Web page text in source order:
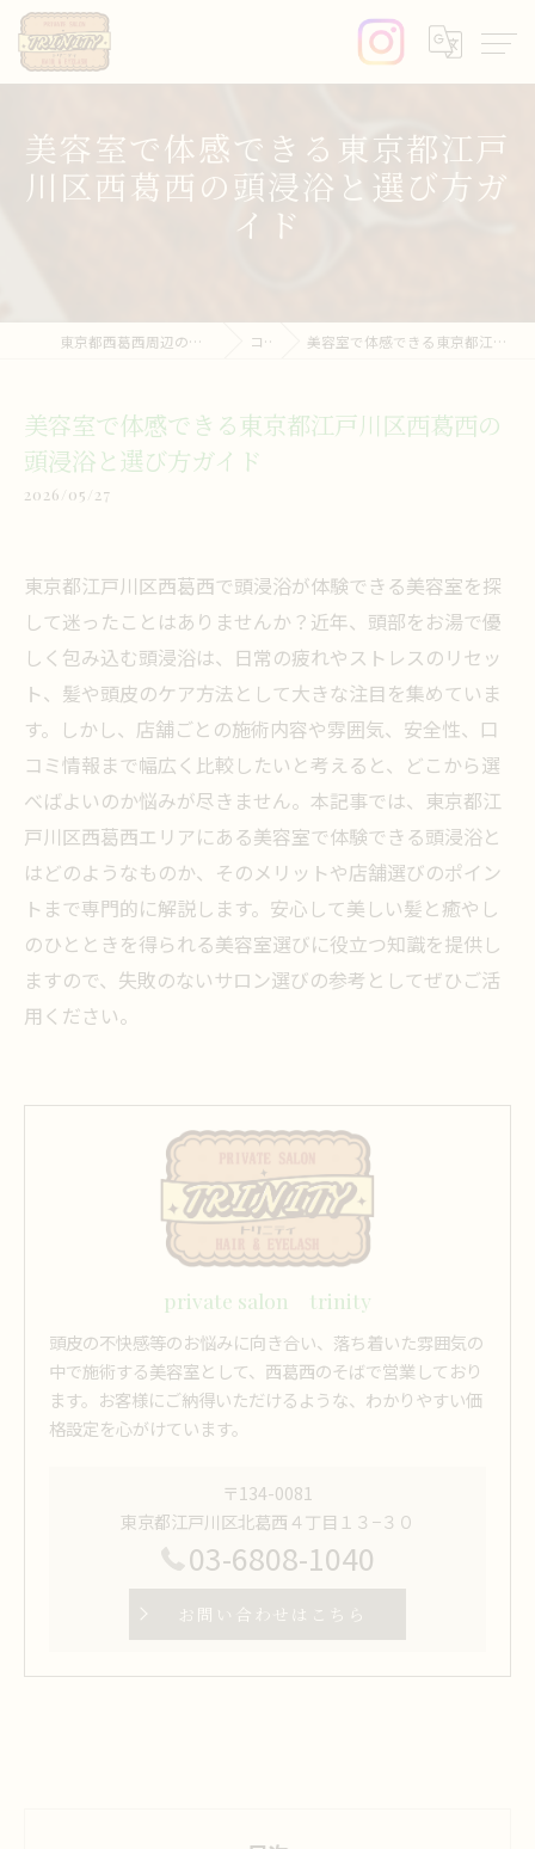
美容室で体感できる東京都江戸
川区西葛西の頭浸浴と選び方ガ
イド
東京都西葛西周辺の美容室ならprivate salon trinity コラム 美容室で体感できる東京都江戸川区西葛西の頭浸浴と選び方ガイド
美容室で体感できる東京都江戸川区西葛西の
頭浸浴と選び方ガイド
2026/05/27
東京都江戸川区西葛西で頭浸浴が体験できる美容室を探
して迷ったことはありませんか？近年、頭部をお湯で優
しく包み込む頭浸浴は、日常の疲れやストレスのリセッ
ト、髪や頭皮のケア方法として大きな注目を集めていま
す。しかし、店舗ごとの施術内容や雰囲気、安全性、口
コミ情報まで幅広く比較したいと考えると、どこから選
べばよいのか悩みが尽きません。本記事では、東京都江
戸川区西葛西エリアにある美容室で体験できる頭浸浴と
はどのようなものか、そのメリットや店舗選びのポイン
トまで専門的に解説します。安心して美しい髪と癒やし
のひとときを得られる美容室選びに役立つ知識を提供し
ますので、失敗のないサロン選びの参考としてぜひご活
用ください。
private salon trinity
頭皮の不快感等のお悩みに向き合い、落ち着いた雰囲気の
中で施術する美容室として、西葛西のそばで営業しており
ます。お客様にご納得いただけるような、わかりやすい価
格設定を心がけています。
〒134-0081
東京都江戸川区北葛西４丁目１３−３０
03-6808-1040
お問い合わせはこちら